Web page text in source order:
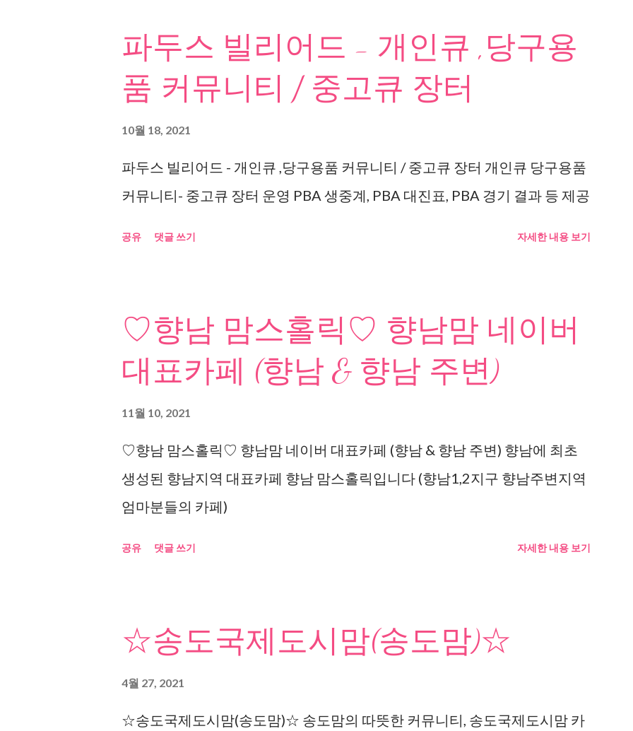
파두스 빌리어드 - 개인큐 ,당구용
품 커뮤니티 / 중고큐 장터
10월 18, 2021
파두스 빌리어드 - 개인큐 ,당구용품 커뮤니티 / 중고큐 장터 개인큐 당구용품
커뮤니티- 중고큐 장터 운영 PBA 생중계, PBA 대진표, PBA 경기 결과 등 제공
공유 댓글 쓰기 자세한 내용 보기
♡향남 맘스홀릭♡ 향남맘 네이버
대표카페 (향남 & 향남 주변)
11월 10, 2021
♡향남 맘스홀릭♡ 향남맘 네이버 대표카페 (향남 & 향남 주변) 향남에 최초
생성된 향남지역 대표카페 향남 맘스홀릭입니다 (향남1,2지구 향남주변지역
엄마분들의 카페)
공유 댓글 쓰기 자세한 내용 보기
☆송도국제도시맘(송도맘)☆
4월 27, 2021
☆송도국제도시맘(송도맘)☆ 송도맘의 따뜻한 커뮤니티, 송도국제도시맘 카